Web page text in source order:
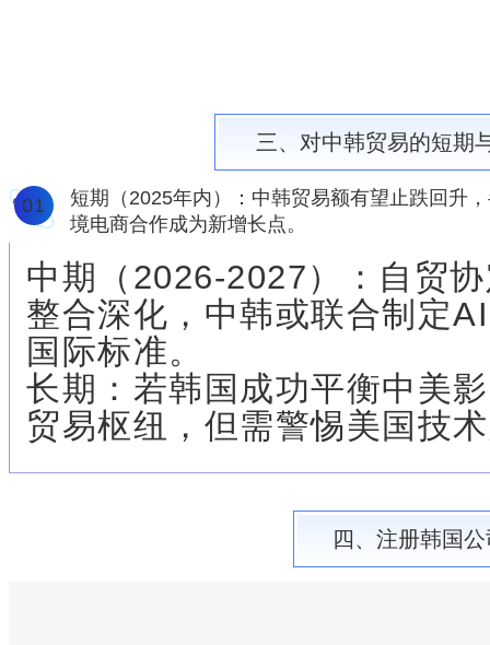
三、对中韩贸易的短期
01
1
短期（2025年内）：中韩贸易额有望止跌回升
境电商合作成为新增长点。
中期（2026-2027）：自贸
整合深化，中韩或联合制定
国际标准。
长期：若韩国成功平衡中美
贸易枢纽，但需警惕美国技
四、 注册韩国公